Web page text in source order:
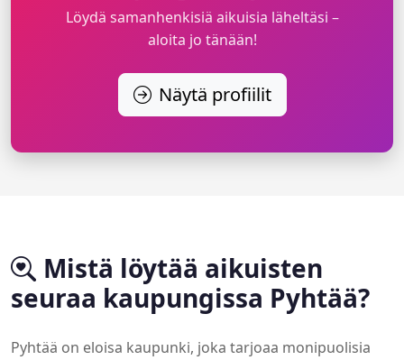
Löydä samanhenkisiä aikuisia läheltäsi –
aloita jo tänään!
Näytä profiilit
Mistä löytää aikuisten
seuraa kaupungissa Pyhtää?
Pyhtää on eloisa kaupunki, joka tarjoaa monipuolisia